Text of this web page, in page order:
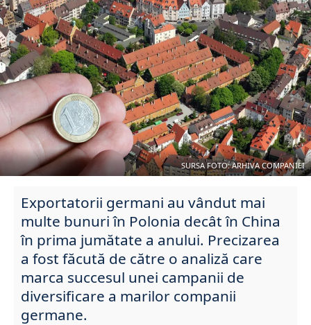
SURSA FOTO: ARHIVA COMPANIEI
Exportatorii germani au vândut mai
multe bunuri în Polonia decât în China
în prima jumătate a anului. Precizarea
a fost făcută de către o analiză care
marca succesul unei campanii de
diversificare a marilor companii
germane.